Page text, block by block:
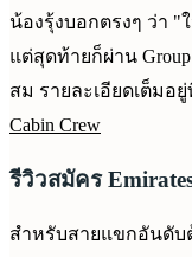
น้องรุ้งบอกตรงๆ ว่า
แต่สุดท้ายก็ผ่าน
สม รายละเอียดเต็มอยู่
Cabin Crew
รีวิวสมัคร
สำหรับสายแขกอันดับต้